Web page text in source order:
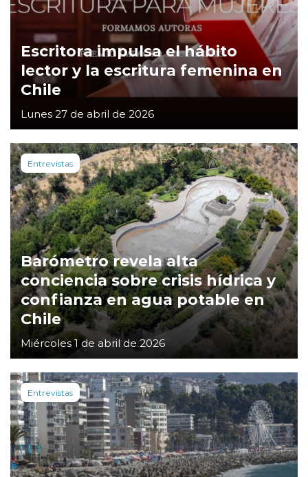
Escritora impulsa el hábito
lector y la escritura femenina en
Chile
Lunes 27 de abril de 2026
Entrevistas
Barómetro revela alta
conciencia sobre crisis hídrica y
confianza en agua potable en
Chile
Miércoles 1 de abril de 2026
Entrevistas